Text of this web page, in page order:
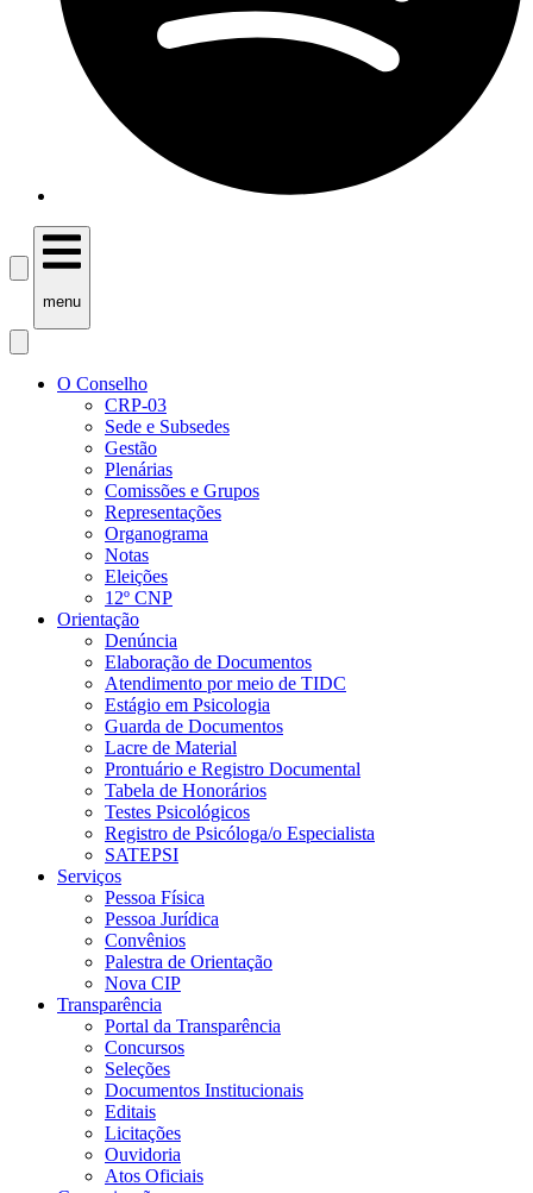
menu
O Conselho
CRP-03
Sede e Subsedes
Gestão
Plenárias
Comissões e Grupos
Representações
Organograma
Notas
Eleições
12º CNP
Orientação
Denúncia
Elaboração de Documentos
Atendimento por meio de TIDC
Estágio em Psicologia
Guarda de Documentos
Lacre de Material
Prontuário e Registro Documental
Tabela de Honorários
Testes Psicológicos
Registro de Psicóloga/o Especialista
SATEPSI
Serviços
Pessoa Física
Pessoa Jurídica
Convênios
Palestra de Orientação
Nova CIP
Transparência
Portal da Transparência
Concursos
Seleções
Documentos Institucionais
Editais
Licitações
Ouvidoria
Atos Oficiais